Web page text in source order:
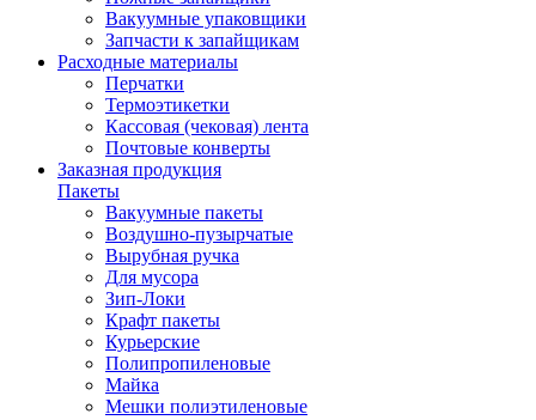
Вакуумные упаковщики
Запчасти к запайщикам
Расходные материалы
Перчатки
Термоэтикетки
Кассовая (чековая) лента
Почтовые конверты
Заказная продукция
Пакеты
Вакуумные пакеты
Воздушно-пузырчатые
Вырубная ручка
Для мусора
Зип-Локи
Крафт пакеты
Курьерские
Полипропиленовые
Майка
Мешки полиэтиленовые